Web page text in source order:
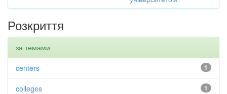
Розкриття
за темами
1
centers
1
colleges